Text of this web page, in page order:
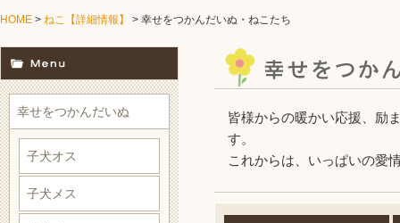
HOME > ねこ【詳細情報】 > 幸せをつかんだいぬ・ねこたち
皆様からの暖かい応援、励
す。
これからは、いっぱいの愛
幸せをつかんだいぬ
子犬オス
子犬メス